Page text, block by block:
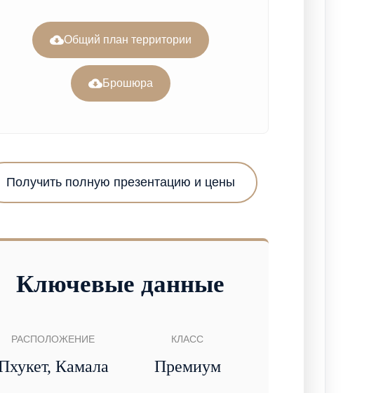
Общий план территории
Брошюра
Получить полную презентацию и цены
Ключевые данные
РАСПОЛОЖЕНИЕ
Камала
КЛАСС
Премиум